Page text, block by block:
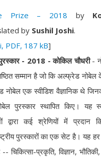
Prize – 2018 by
by Sushil Joshi.
PDF, 187 kB]
- 2018 - कोकिल चौधरी-
सम्मान है जो कि अल्फ्रेड नोबेल
नोबेल एक स्वीडिश वैज्ञानिक थे
पुरस्कार स्थापित किए। यह
द्वारा कई श्रेणियों में प्रदान
पुरस्कारों का एक सेट है। यह हर
-- चिकित्सा-प्रकृति, विज्ञान,